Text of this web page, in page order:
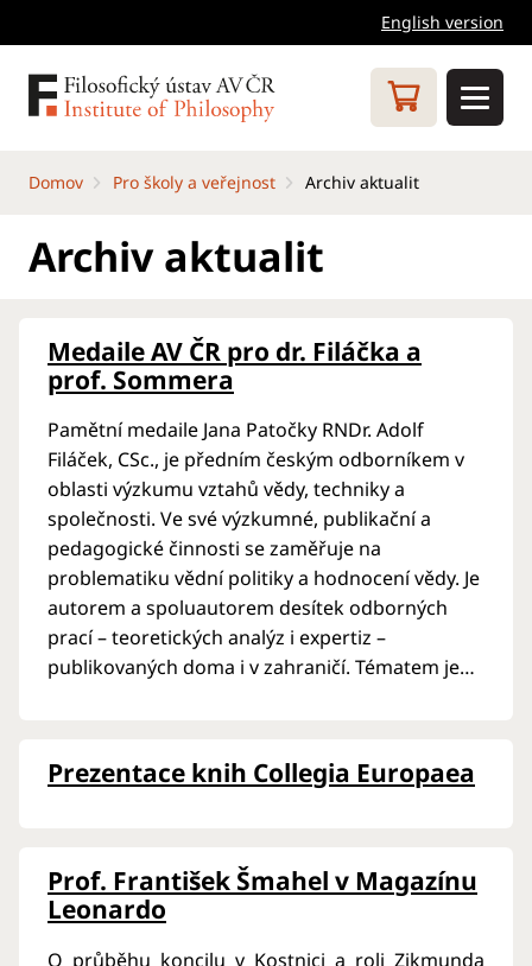
English version
Domov Pro školy a veřejnost Archiv aktualit
Archiv aktualit
Medaile AV ČR pro dr. Filáčka a
prof. Sommera
Pamětní medaile Jana Patočky RNDr. Adolf
Filáček, CSc., je předním českým odborníkem v
oblasti výzkumu vztahů vědy, techniky a
společnosti. Ve své výzkumné, publikační a
pedagogické činnosti se zaměřuje na
problematiku vědní politiky a hodnocení vědy. Je
autorem a spoluautorem desítek odborných
prací – teoretických analýz i expertiz –
publikovaných doma i v zahraničí. Tématem jeho
mezinárodním kontextu), integrace evropské
vědy, mezinárodní komparace věd…
Prezentace knih Collegia Europaea
Prof. František Šmahel v Magazínu
Leonardo
O průběhu koncilu v Kostnici a roli Zikmunda